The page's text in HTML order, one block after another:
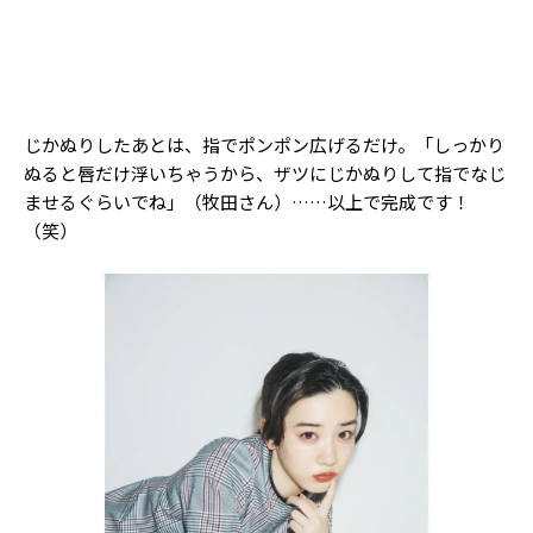
じかぬりしたあとは、指でポンポン広げるだけ。「しっかり
ぬると唇だけ浮いちゃうから、ザツにじかぬりして指でなじ
ませるぐらいでね」（牧田さん）……以上で完成です！
（笑）